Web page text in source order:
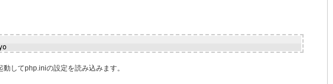
してphp.iniの設定を読み込みます。